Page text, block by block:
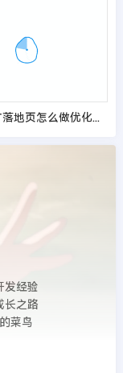
基木鱼推广落地页怎么做优化提高转化率？
发经验
长之路
菜鸟